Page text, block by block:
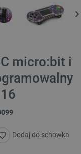
micro:bit i
Dodaj do schowka